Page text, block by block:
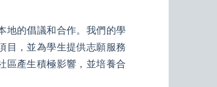
地的倡議和合作。我們的學
目，並為學生提供志願服務
區產生積極影響，並培養合